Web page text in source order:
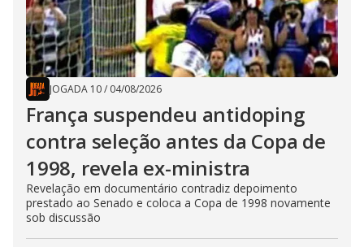
JOGADA 10/ 04/08/2026
França suspendeu antidoping
contra seleção antes da Copa de
1998, revela ex-ministra
Revelação em documentário contradiz depoimento
prestado ao Senado e coloca a Copa de 1998 novamente
sob discussão